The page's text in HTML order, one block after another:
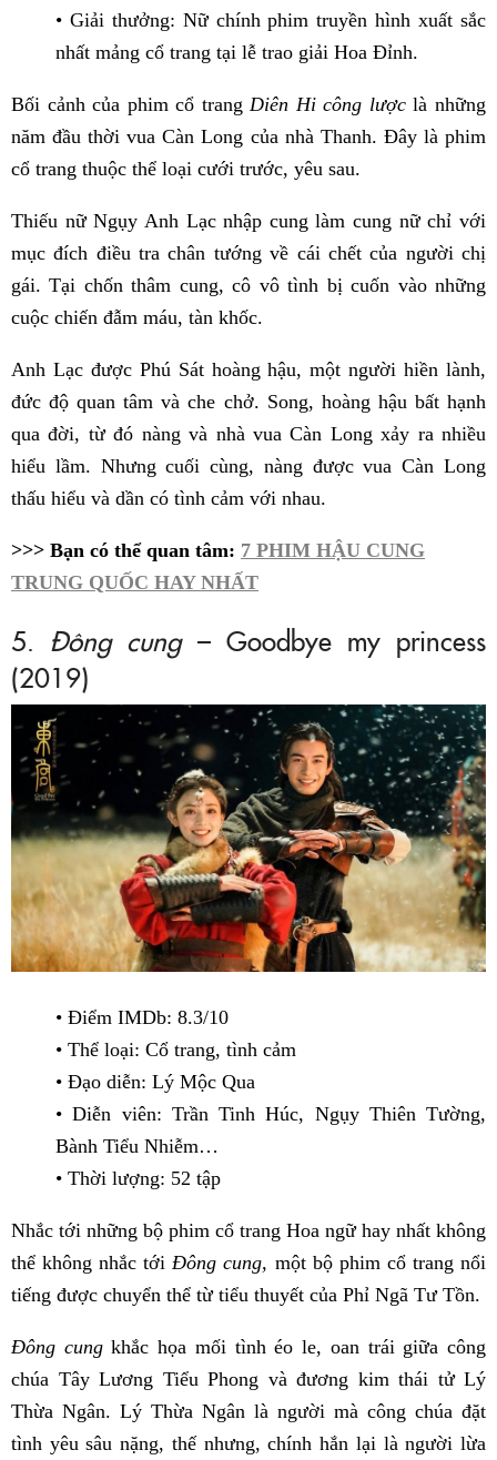
• Giải thưởng: Nữ chính phim truyền hình xuất sắc
nhất mảng cổ trang tại lễ trao giải Hoa Đỉnh.
Bối cảnh của phim cổ trang Diên Hi công lượclà những
năm đầu thời vua Càn Long của nhà Thanh. Đây là phim
cổ trang thuộc thể loại cưới trước, yêu sau.
Thiếu nữ Ngụy Anh Lạc nhập cung làm cung nữ chỉ với
mục đích điều tra chân tướng về cái chết của người chị
gái. Tại chốn thâm cung, cô vô tình bị cuốn vào những
cuộc chiến đẫm máu, tàn khốc.
Anh Lạc được Phú Sát hoàng hậu, một người hiền lành,
đức độ quan tâm và che chở. Song, hoàng hậu bất hạnh
qua đời, từ đó nàng và nhà vua Càn Long xảy ra nhiều
hiểu lầm. Nhưng cuối cùng, nàng được vua Càn Long
thấu hiểu và dần có tình cảm với nhau.
>>> Bạn có thể quan tâm: 7 PHIM HẬU CUNG
TRUNG QUỐC HAY NHẤT
5. Đông cung– Goodbye my princess
(2019)
• Điểm IMDb: 8.3/10
• Thể loại: Cổ trang, tình cảm
• Đạo diễn: Lý Mộc Qua
• Diễn viên: Trần Tinh Húc, Ngụy Thiên Tường,
Bành Tiểu Nhiễm…
• Thời lượng: 52 tập
Nhắc tới những bộ phim cổ trang Hoa ngữ hay nhất không
thể không nhắc tớiĐông cung, một bộ phim cổ trang nổi
tiếng được chuyển thể từ tiểu thuyết của Phỉ Ngã Tư Tồn.
Đông cungkhắc họa mối tình éo le, oan trái giữa công
chúa Tây Lương Tiểu Phong và đương kim thái tử Lý
Thừa Ngân. Lý Thừa Ngân là người mà công chúa đặt
tình yêu sâu nặng, thế nhưng, chính hắn lại là người lừa